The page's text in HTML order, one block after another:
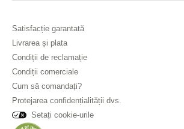
Satisfacție garantată
Livrarea și plata
Condiții de reclamație
Condiții comerciale
Cum să comandați?
Protejarea confidențialității dvs.
Setați cookie-urile